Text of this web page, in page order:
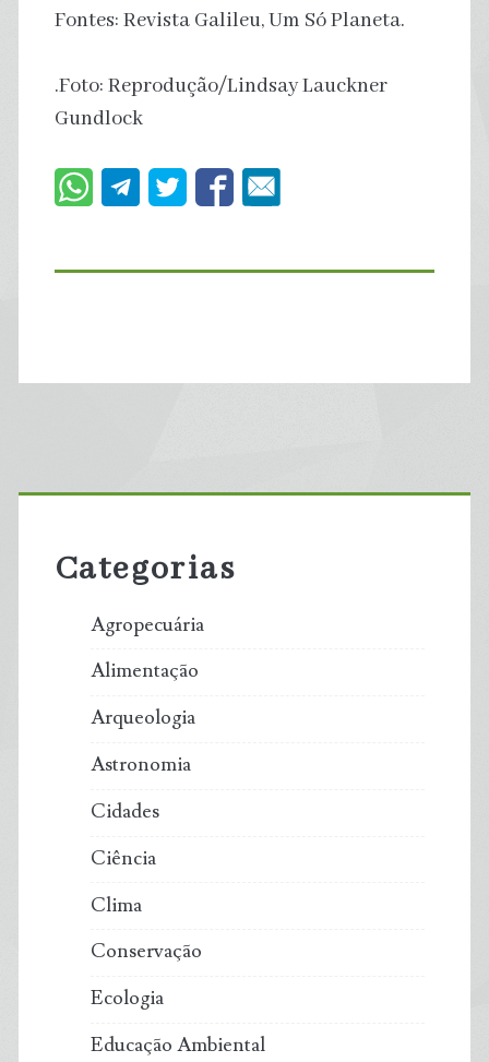
Fontes: Revista Galileu, Um Só Planeta.
.Foto: Reprodução/Lindsay Lauckner
Gundlock
Primary
Sidebar
Categorias
Agropecuária
Alimentação
Arqueologia
Astronomia
Cidades
Ciência
Clima
Conservação
Ecologia
Educação Ambiental